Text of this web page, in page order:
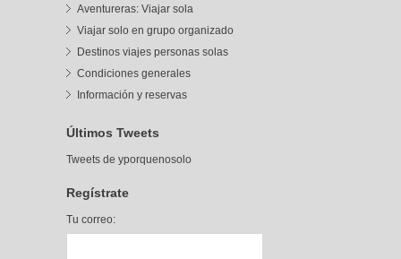
Aventureras: Viajar sola
Viajar solo en grupo organizado
Destinos viajes personas solas
Condiciones generales
Información y reservas
Últimos Tweets
Tweets de yporquenosolo
Regístrate
Tu correo: